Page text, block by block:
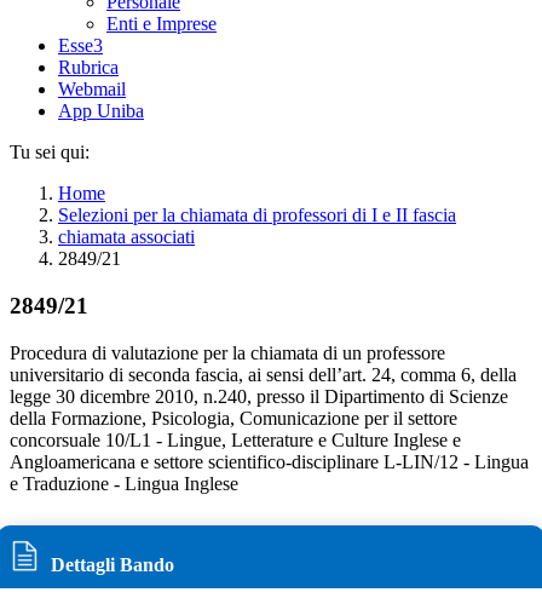
Enti e Imprese
Esse3
Rubrica
Webmail
App Uniba
Tu sei qui:
Home
Selezioni per la chiamata di professori di I e II fascia
chiamata associati
2849/21
2849/21
Procedura di valutazione per la chiamata di un professore
universitario di seconda fascia, ai sensi dell’art. 24, comma 6, della
legge 30 dicembre 2010, n.240, presso il Dipartimento di Scienze
della Formazione, Psicologia, Comunicazione per il settore
concorsuale 10/L1 - Lingue, Letterature e Culture Inglese e
Angloamericana e settore scientifico-disciplinare L-LIN/12 - Lingua
e Traduzione - Lingua Inglese
Dettagli Bando